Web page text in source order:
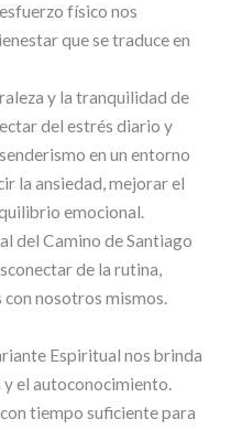
físico nos
que se traduce en
y la tranquilidad de
del estrés diario y
en un entorno
la ansiedad, mejorar el
emocional.
del Camino de Santiago
de la rutina,
nosotros mismos.
Espiritual nos brinda
el autoconocimiento.
tiempo suficiente para